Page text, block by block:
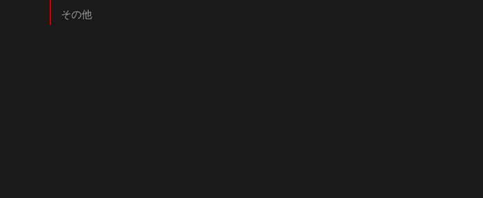
その他